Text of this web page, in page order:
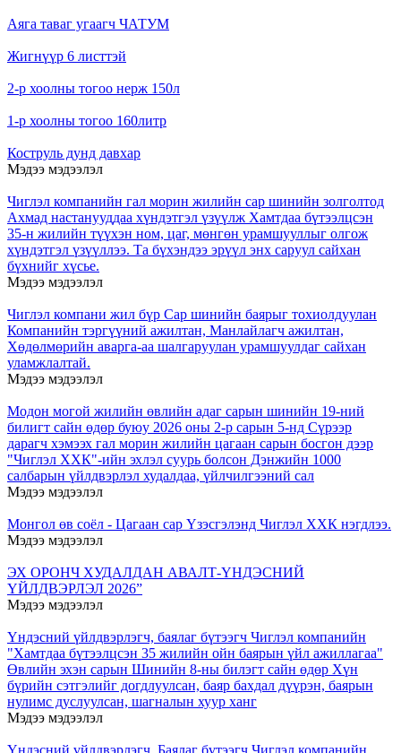
Аяга таваг угаагч ЧАТУМ
Жигнүүр 6 листтэй
2-р хоолны тогоо нерж 150л
1-р хоолны тогоо 160литр
Коструль дунд давхар
Мэдээ мэдээлэл
Чиглэл компанийн гал морин жилийн сар шинийн золголтод
Ахмад настанууддаа хүндэтгэл үзүүлж Хамтдаа бүтээлцсэн
35-н жилийн түүхэн ном, цаг, мөнгөн урамшууллыг олгож
хүндэтгэл үзүүллээ. Та бүхэндээ эрүүл энх саруул сайхан
бүхнийг хүсье.
Мэдээ мэдээлэл
Чиглэл компани жил бүр Сар шинийн баярыг тохиолдуулан
Компанийн тэргүүний ажилтан, Манлайлагч ажилтан,
Хөдөлмөрийн аварга-аа шалгаруулан урамшуулдаг сайхан
уламжлалтай.
Мэдээ мэдээлэл
Модон могой жилийн өвлийн адаг сарын шинийн 19-ний
билигт сайн өдөр буюу 2026 оны 2-р сарын 5-нд Сүрээр
дарагч хэмээх гал морин жилийн цагаан сарын босгон дээр
"Чиглэл ХХК"-ийн эхлэл суурь болсон Дэнжийн 1000
салбарын үйлдвэрлэл худалдаа, үйлчилгээний сал
Мэдээ мэдээлэл
Монгол өв соёл - Цагаан сар Үзэсгэлэнд Чиглэл ХХК нэгдлээ.
Мэдээ мэдээлэл
ЭХ ОРОНЧ ХУДАЛДАН АВАЛТ-ҮНДЭСНИЙ
ҮЙЛДВЭРЛЭЛ 2026”
Мэдээ мэдээлэл
Үндэсний үйлдвэрлэгч, баялаг бүтээгч Чиглэл компанийн
"Хамтдаа бүтээлцсэн 35 жилийн ойн баярын үйл ажиллагаа"
Өвлийн эхэн сарын Шинийн 8-ны билэгт сайн өдөр Хүн
бүрийн сэтгэлийг догдлуулсан, баяр бахдал дүүрэн, баярын
нулимс дуслуулсан, шагналын хуур ханг
Мэдээ мэдээлэл
Үндэсний үйлдвэрлэгч, Баялаг бүтээгч Чиглэл компанийн